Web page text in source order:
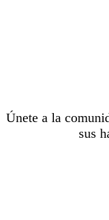
Únete a la
sus